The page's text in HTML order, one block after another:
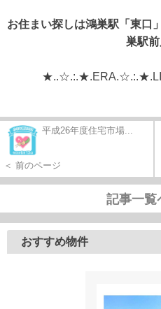
お住まい探しは鴻巣駅「東
巣駅
平成26年度住宅市場...
＜ 前のページ
記事一覧
おすすめ物件